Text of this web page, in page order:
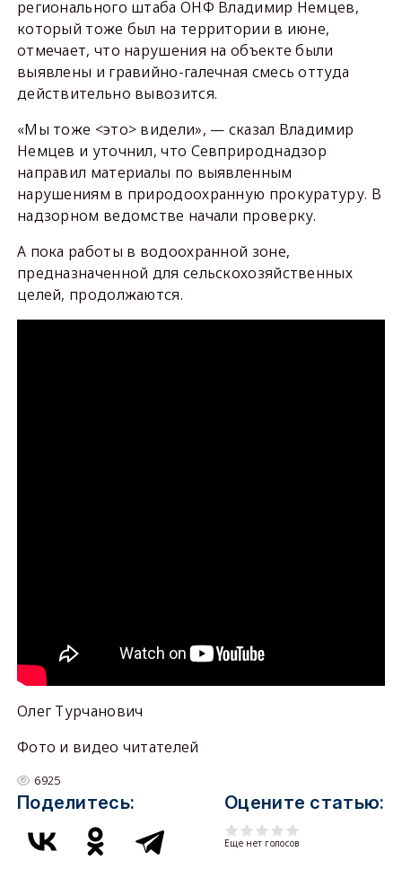
регионального штаба ОНФ Владимир Немцев,
который тоже был на территории в июне,
отмечает, что нарушения на объекте были
выявлены и гравийно-галечная смесь оттуда
действительно вывозится.
«Мы тоже <это> видели», — сказал Владимир
Немцев и уточнил, что Севприроднадзор
направил материалы по выявленным
нарушениям в природоохранную прокуратуру. В
надзорном ведомстве начали проверку.
А пока работы в водоохранной зоне,
предназначенной для сельскохозяйственных
целей, продолжаются.
Олег Турчанович
Фото и видео читателей
6925
Поделитесь: Оцените статью:
Еще нет голосов